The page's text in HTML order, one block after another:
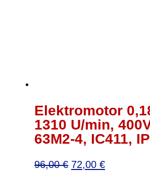
Elektromotor
1310 U/min,
63M2-4, IC411,
96,00€ Ursprünglicher
72,00 €Aktueller